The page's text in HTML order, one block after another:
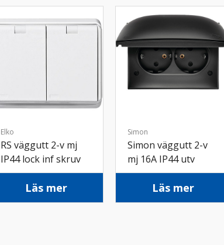
Elko
RS väggutt 2-v mj
IP44 lock inf skruv
rv
Läs mer
Simon
Simon väggutt 2-v
mj 16A IP44 utv
skruv sv
Läs mer